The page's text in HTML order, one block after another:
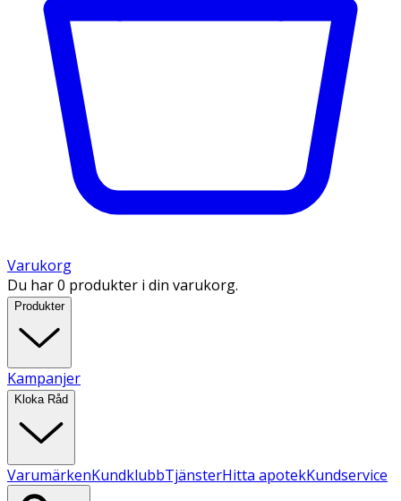
Varukorg
Du har 0 produkter i din varukorg.
Produkter
Kampanjer
Kloka Råd
VarumärkenKundklubbTjänsterHitta apotekKundservice